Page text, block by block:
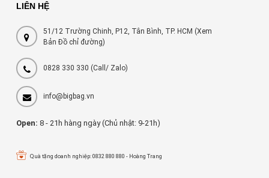
LIÊN HỆ
51/12 Trường Chinh, P12, Tân Bình, TP. HCM (Xem
Bản Đồ chỉ đường)
0828 330 330 (Call/ Zalo)
info@bigbag.vn
Open: 8 - 21h hàng ngày (Chủ nhật: 9-21h)
Quà tặng doanh nghiệp: 0832 880 880 - Hoàng Trang